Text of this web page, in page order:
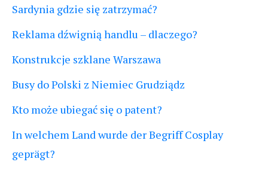
Sardynia gdzie się zatrzymać?
Reklama dźwignią handlu – dlaczego?
Konstrukcje szklane Warszawa
Busy do Polski z Niemiec Grudziądz
Kto może ubiegać się o patent?
In welchem Land wurde der Begriff Cosplay
geprägt?